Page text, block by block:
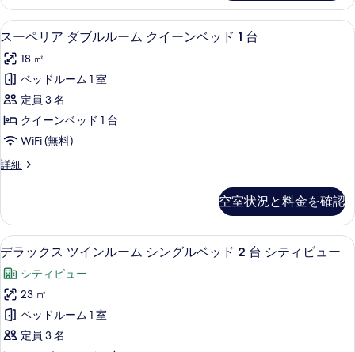
す
べ
て
の
写
真
を
表
示
る
の
詳
細
ダ
ブ
ル
ベ
ッ
ド
1
台
の
す
べ
て
の
写
真
ダ
ブ
ル
ー
ム
ダ
ブ
ル
ベ
ッ
ド
Only)
の
詳
細
ス
ー
ペ
リ
ア
ダ
ル
ー
ム
ク
イ
ー
ン
ベ
スーペリア ダブルルーム クイーン
6
スーペリア ダブルルーム クイーンベッド 1 台
18 ㎡
ベッドルーム 1 室
定員 3 名
クイーンベッド 1 台
WiFi (無料)
詳細
ス
ア
ダ
ブ
ル
ー
ム
ク
イ
ー
空室状況と料金を確認
デ
ラ
ッ
ク
ス
ツ
羽毛の掛け布団、セーフティボック
6
デラックス ツインルーム シングルベッド 2 台 シティビュー
シティビュー
23 ㎡
ベッドルーム 1 室
定員 3 名